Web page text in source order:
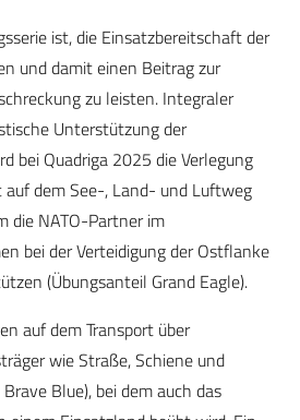
ist, die Einsatzbereitschaft der
und damit einen Beitrag zur
zu leisten. Integraler
Unterstützung der
bei Quadriga 2025 die Verlegung
auf dem See-, Land- und Luftweg
die NATO-Partner im
bei der Verteidigung der Ostflanke
(Übungsanteil Grand Eagle).
auf dem Transport über
wie Straße, Schiene und
Blue), bei dem auch das